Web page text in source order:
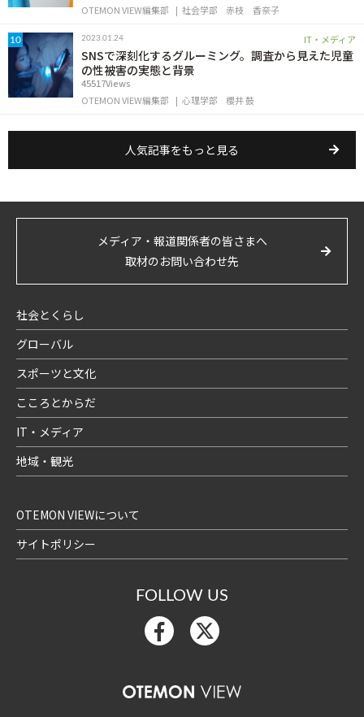
OTEMON VIEW編集部
社会学部 赤枝 香奈子
10 2023.01.24 IT・メディア
SNSで深刻化するグルーミング。調査から見えた児童
の性被害の実態と背景
45517Views
OTEMON VIEW編集部
心理学部 櫻井 鼓
人気記事をもっと見る
メディア・報道関係者の皆さまへ
取材のお問い合わせ先
社会とくらし
グローバル
スポーツと文化
こころとからだ
IT・メディア
地域・観光
OTEMON VIEWについて
サイトポリシー
FOLLOW US